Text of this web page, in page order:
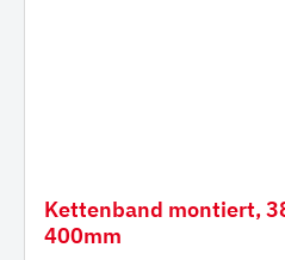
Kettenband montiert,
400mm